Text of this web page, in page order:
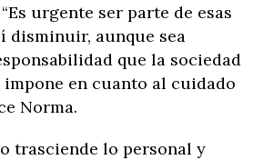
urgente ser parte de esas
disminuir, aunque sea
que la sociedad
impone en cuanto al cuidado
Norma.
trasciende lo personal y